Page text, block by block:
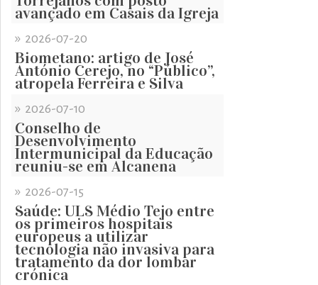
avançado em Casais da Igreja
» 2026-07-20
Biometano: artigo de José
António Cerejo, no “Público”,
atropela Ferreira e Silva
» 2026-07-10
Conselho de
Desenvolvimento
Intermunicipal da Educação
reuniu-se em Alcanena
» 2026-07-15
Saúde: ULS Médio Tejo entre
os primeiros hospitais
europeus a utilizar
tecnologia não invasiva para
tratamento da dor lombar
crónica